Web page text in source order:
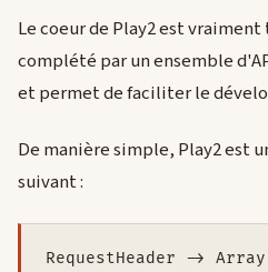
Le coeur de Play2 est
complété par un ensemble
et permet de faciliter le
De manière simple, Play2 est
suivant :
RequestHeader ->